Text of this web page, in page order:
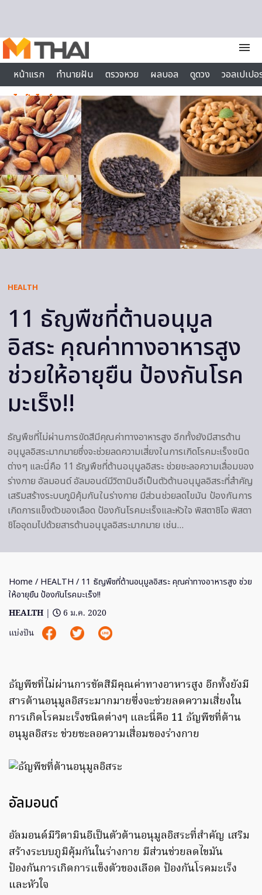
menu
หน้าแรก
ทำนายฝัน ตรวจหวย ผลบอล ดูดวง
วอลเปเป
ไลฟ์สไตล์
HEALTH
11 ธัญพืชที่ต้านอนุมูล
อิสระ คุณค่าทางอาหารสูง
ช่วยให้อายุยืน ป้องกันโรค
มะเร็ง!!
ธัญพืชที่ไม่ผ่านการขัดสีมีคุณค่าทางอาหารสูง อีกทั้งยังมีสารต้าน
อนุมูลอิสระมากมายซึ่งจะช่วยลดความเสี่ยงในการเกิดโรคมะเร็งชนิด
ต่างๆ และนี่คือ 11 ธัญพืชที่ต้านอนุมูลอิสระ ช่วยชะลอความเสื่อมของ
ร่างกาย อัลมอนด์ อัลมอนด์มีวิตามินอีเป็นตัวต้านอนุมูลอิสระที่สำคัญ
เสริมสร้างระบบภูมิคุ้มกันในร่างกาย มีส่วนช่วยลดไขมัน ป้องกันการ
เกิดการแข็งตัวของเลือด ป้องกันโรคมะเร็งและหัวใจ พิสตาชิโอ พิสตา
ชิโออุดมไปด้วยสารต้านอนุมูลอิสระมากมาย เช่น…
Home / HEALTH / 11 ธัญพืชที่ต้านอนุมูลอิสระ คุณค่าทางอาหารสูง ช่วย
ให้อายุยืน ป้องกันโรคมะเร็ง!!
HEALTH |
6 ม.ค. 2020
แบ่งปัน
ธัญพืชที่ไม่ผ่านการขัดสีมีคุณค่าทางอาหารสูง อีกทั้งยังมี
สารต้านอนุมูลอิสระมากมายซึ่งจะช่วยลดความเสี่ยงใน
การเกิดโรคมะเร็งชนิดต่างๆ และนี่คือ 11 ธัญพืชที่ต้าน
อนุมูลอิสระ ช่วยชะลอความเสื่อมของร่างกาย
อัลมอนด์
อัลมอนด์มีวิตามินอีเป็นตัวต้านอนุมูลอิสระที่สำคัญ เสริม
สร้างระบบภูมิคุ้มกันในร่างกาย มีส่วนช่วยลดไขมัน
ป้องกันการเกิดการแข็งตัวของเลือด ป้องกันโรคมะเร็ง
และหัวใจ